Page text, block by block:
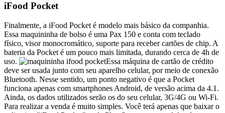
iFood Pocket
Finalmente, a iFood Pocket é modelo mais básico da companhia.
Essa maquininha de bolso é uma Pax 150 e conta com teclado
físico, visor monocromático, suporte para receber cartões de chip. A
bateria da Pocket é um pouco mais limitada, durando cerca de 4h de
uso.
Essa máquina de cartão de crédito
deve ser usada junto com seu aparelho celular, por meio de conexão
Bluetooth. Nesse sentido, um ponto negativo é que a Pocket
funciona apenas com smartphones Android, de versão acima da 4.1.
Ainda, os dados utilizados serão os do seu celular, 3G/4G ou Wi-Fi.
Para realizar a venda é muito simples. Você terá apenas que baixar o